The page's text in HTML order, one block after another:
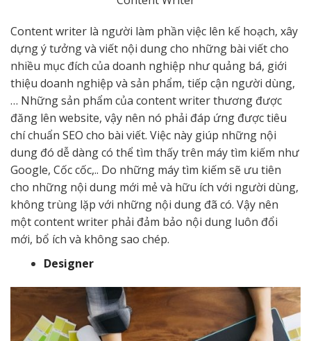
Content writer là người làm phần việc lên kế hoạch, xây
dựng ý tưởng và viết nội dung cho những bài viết cho
nhiều mục đích của doanh nghiệp như quảng bá, giới
thiệu doanh nghiệp và sản phẩm, tiếp cận người dùng,
… Những sản phẩm của content writer thương được
đăng lên website, vậy nên nó phải đáp ứng được tiêu
chí chuẩn SEO cho bài viết. Việc này giúp những nội
dung đó dễ dàng có thể tìm thấy trên máy tìm kiếm như
Google, Cốc cốc,.. Do những máy tìm kiếm sẽ ưu tiên
cho những nội dung mới mẻ và hữu ích với người dùng,
không trùng lặp với những nội dung đã có. Vậy nên
một content writer phải đảm bảo nội dung luôn đổi
mới, bổ ích và không sao chép.
Designer